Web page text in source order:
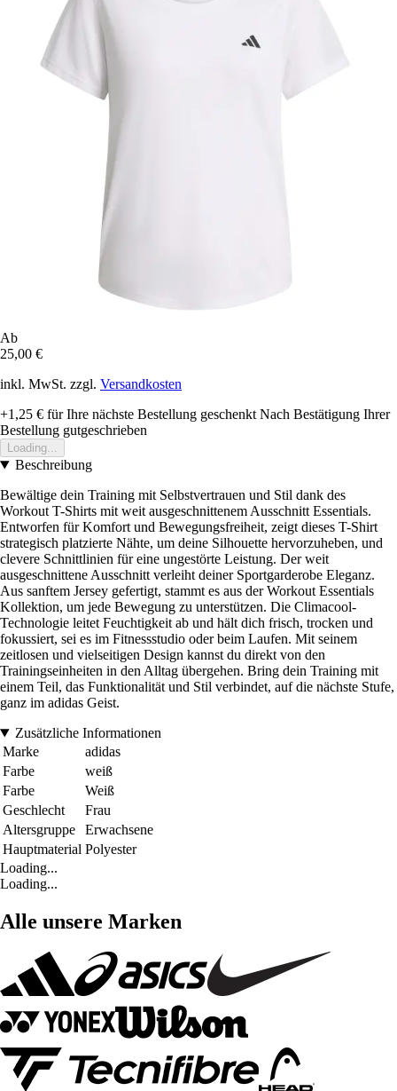
Ab
25,00 €
inkl. MwSt. zzgl. Versandkosten
+1,25 € für Ihre nächste Bestellung geschenkt Nach Bestätigung Ihrer
Bestellung gutgeschrieben
Loading...
Beschreibung
Bewältige dein Training mit Selbstvertrauen und Stil dank des
Workout T-Shirts mit weit ausgeschnittenem Ausschnitt Essentials.
Entworfen für Komfort und Bewegungsfreiheit, zeigt dieses T-Shirt
strategisch platzierte Nähte, um deine Silhouette hervorzuheben, und
clevere Schnittlinien für eine ungestörte Leistung. Der weit
ausgeschnittene Ausschnitt verleiht deiner Sportgarderobe Eleganz.
Aus sanftem Jersey gefertigt, stammt es aus der Workout Essentials
Kollektion, um jede Bewegung zu unterstützen. Die Climacool-
Technologie leitet Feuchtigkeit ab und hält dich frisch, trocken und
fokussiert, sei es im Fitnessstudio oder beim Laufen. Mit seinem
zeitlosen und vielseitigen Design kannst du direkt von den
Trainingseinheiten in den Alltag übergehen. Bring dein Training mit
einem Teil, das Funktionalität und Stil verbindet, auf die nächste Stufe,
ganz im adidas Geist.
Zusätzliche Informationen
Marke
adidas
Farbe
weiß
Farbe
Weiß
Geschlecht
Frau
Altersgruppe
Erwachsene
Hauptmaterial Polyester
Loading...
Loading...
Alle unsere Marken